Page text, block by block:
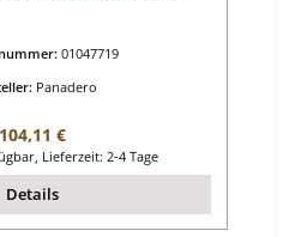
01047719
Panadero
Regulärer Preis:
104,11 €
Lieferzeit: 2-4 Tage
Details